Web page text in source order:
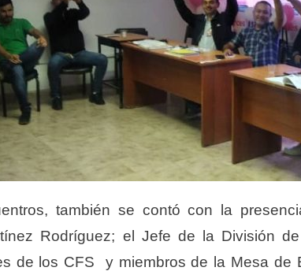
también se contó con la
Rodríguez; el Jefe de la División
de los CFS y miembros de la Mesa de